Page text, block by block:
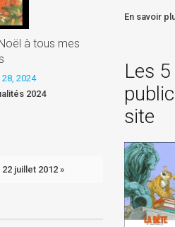
à tous mes
2024
2024
l’univers et
octobre 16, 2024
DansActualités
juillet 2012 »
En savoir
Les
site